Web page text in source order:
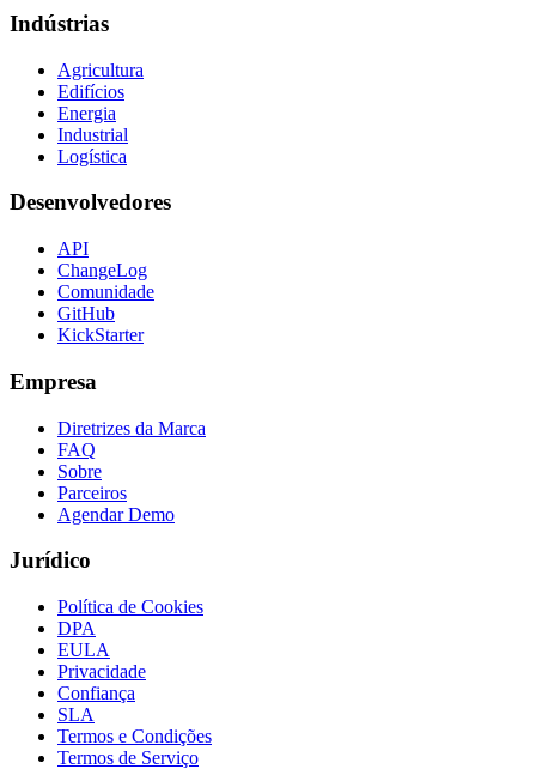
Indústrias
Agricultura
Edifícios
Energia
Industrial
Logística
Desenvolvedores
API
ChangeLog
Comunidade
GitHub
KickStarter
Empresa
Diretrizes da Marca
FAQ
Sobre
Parceiros
Agendar Demo
Jurídico
Política de Cookies
DPA
EULA
Privacidade
Confiança
SLA
Termos e Condições
Termos de Serviço